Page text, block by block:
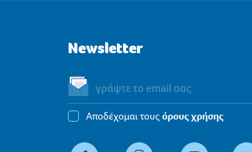
Newsletter
Αποδέχομαι τουςόρους χρήσης